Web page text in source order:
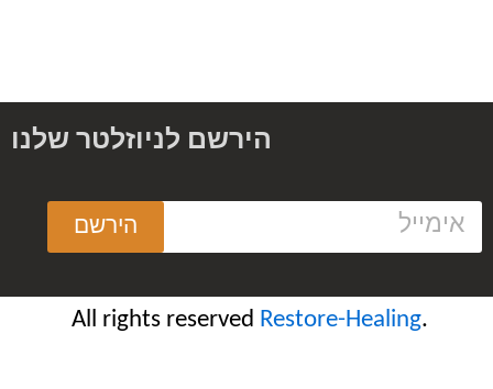
הירשם לניוזלטר שלנו
הירשם
.All rights reserved
Restore-Healing